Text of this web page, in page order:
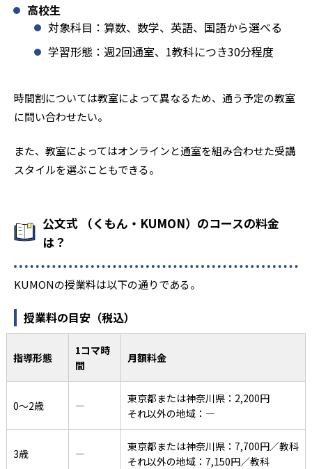
高校生
対象科目：算数、数学、英語、国語から選べる
学習形態：週2回通室、1教科につき30分程度
時間割については教室によって異なるため、通う予定の教室
に問い合わせたい。
また、教室によってはオンラインと通室を組み合わせた受講
スタイルを選ぶこともできる。
公文式 （くもん・KUMON）のコースの料金
は？
KUMONの授業料は以下の通りである。
授業料の目安（税込）
指導形態
1コマ時
間
月額料金
0〜2歳 ―
東京都または神奈川県：2,200円
それ以外の地域：―
3歳 ―
東京都または神奈川県：7,700円／教科
それ以外の地域：7,150円／教科